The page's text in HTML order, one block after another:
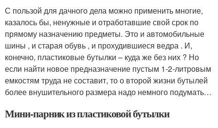
С пользой для дачного дела можно применить многие,
казалось бы, ненужные и отработавшие свой срок по
прямому назначению предметы. Это и автомобильные
шины , и старая обувь , и прохудившиеся ведра . И,
конечно, пластиковые бутылки – куда же без них ? Но
если найти новое предназначение пустым 1-2-литровым
емкостям труда не составит, то о второй жизни бутылей
более внушительного размера надо немного подумать…
Мини-парник из пластиковой бутылки